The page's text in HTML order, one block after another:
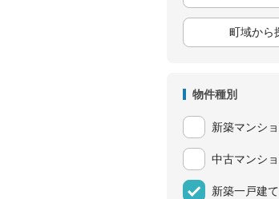
町域から
物件種別
新築マンシ
中古マンシ
新築一戸建て